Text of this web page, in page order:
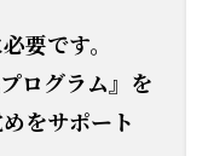
要です。
ログラム』を
をサポート